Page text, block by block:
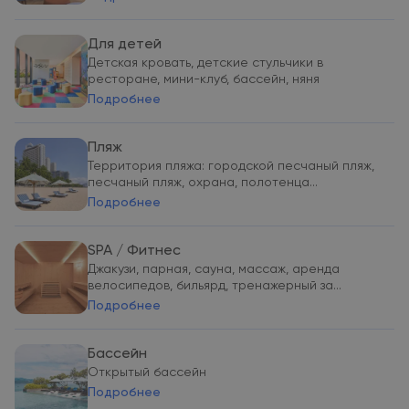
Для детей
Детская кровать, детские стульчики в
ресторане, мини-клуб, бассейн, няня
Подробнее
Пляж
Территория пляжа: городской песчаный пляж,
песчаный пляж, охрана, полотенца...
Подробнее
SPA / Фитнес
Джакузи, парная, сауна, массаж, аренда
велосипедов, бильярд, тренажерный за...
Подробнее
Бассейн
Открытый бассейн
Подробнее